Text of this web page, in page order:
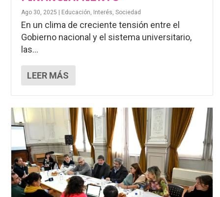
Ago 30, 2025 | Educación Interés ,Sociedad
En un clima de creciente tensión entre el
Gobierno nacional y el sistema universitario,
las...
LEER MÁS